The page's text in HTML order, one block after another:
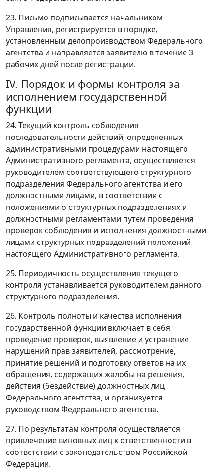
23. Письмо подписывается начальником
Управления, регистрируется в порядке,
установленным делопроизводством Федерального
агентства и направляется заявителю в течение 3
рабочих дней после регистрации.
IV. Порядок и формы контроля за
исполнением государственной
функции
24. Текущий контроль соблюдения
последовательности действий, определенных
административными процедурами настоящего
Административного регламента, осуществляется
руководителем соответствующего структурного
подразделения Федерального агентства и его
должностными лицами, в соответствии с
положениями о структурных подразделениях и
должностными регламентами путем проведения
проверок соблюдения и исполнения должностными
лицами структурных подразделений положений
настоящего Административного регламента.
25. Периодичность осуществления текущего
контроля устанавливается руководителем данного
структурного подразделения.
26. Контроль полноты и качества исполнения
государственной функции включает в себя
проведение проверок, выявление и устранение
нарушений прав заявителей, рассмотрение,
принятие решений и подготовку ответов на их
обращения, содержащих жалобы на решения,
действия (бездействие) должностных лиц
Федерального агентства, и организуется
руководством Федерального агентства.
27. По результатам контроля осуществляется
привлечение виновных лиц к ответственности в
соответствии с законодательством Российской
Федерации.